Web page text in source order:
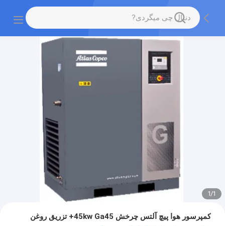
1
/
1
کمپرسور هوا پیچ آلتس چرخش 45kw Ga45+ تزریق روغن